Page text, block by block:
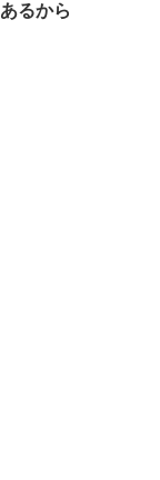
るから